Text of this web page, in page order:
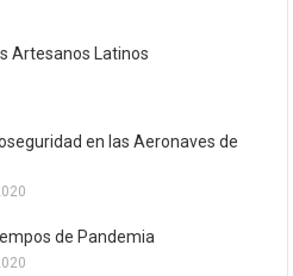
Artesanos Latinos
en las Aeronaves de
de Pandemia